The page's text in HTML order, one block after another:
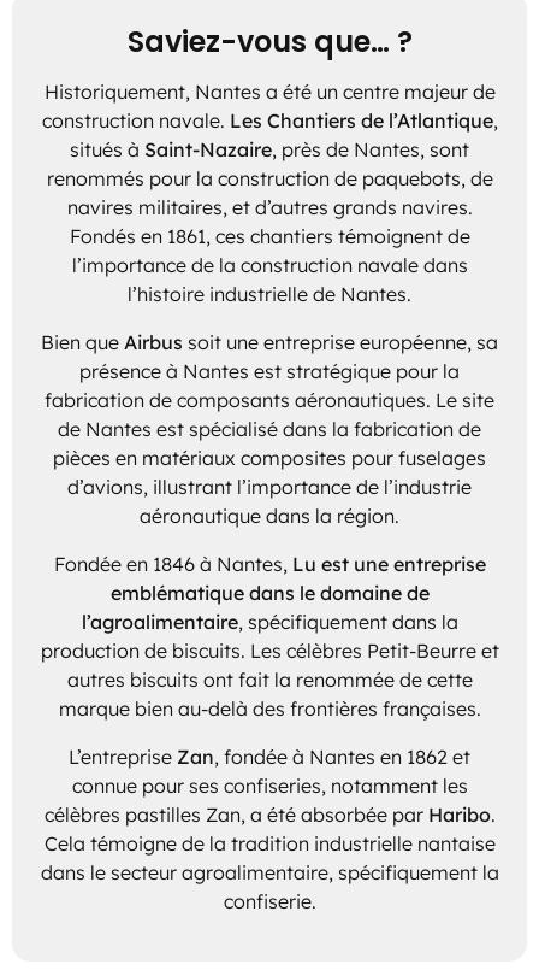
Saviez-vous que… ?
Historiquement, Nantes a été un centre majeur de
construction navale. Les Chantiers de l’Atlantique,
situés à Saint-Nazaire, près de Nantes, sont
renommés pour la construction de paquebots, de
navires militaires, et d’autres grands navires.
Fondés en 1861, ces chantiers témoignent de
l’importance de la construction navale dans
l’histoire industrielle de Nantes.
Bien que Airbus soit une entreprise européenne, sa
présence à Nantes est stratégique pour la
fabrication de composants aéronautiques. Le site
de Nantes est spécialisé dans la fabrication de
pièces en matériaux composites pour fuselages
d’avions, illustrant l’importance de l’industrie
aéronautique dans la région.
Fondée en 1846 à Nantes, Lu est une entreprise
emblématique dans le domaine de
l’agroalimentaire, spécifiquement dans la
production de biscuits. Les célèbres Petit-Beurre et
autres biscuits ont fait la renommée de cette
marque bien au-delà des frontières françaises.
L’entreprise Zan, fondée à Nantes en 1862 et
connue pour ses confiseries, notamment les
célèbres pastilles Zan, a été absorbée par Haribo.
Cela témoigne de la tradition industrielle nantaise
dans le secteur agroalimentaire, spécifiquement la
confiserie.